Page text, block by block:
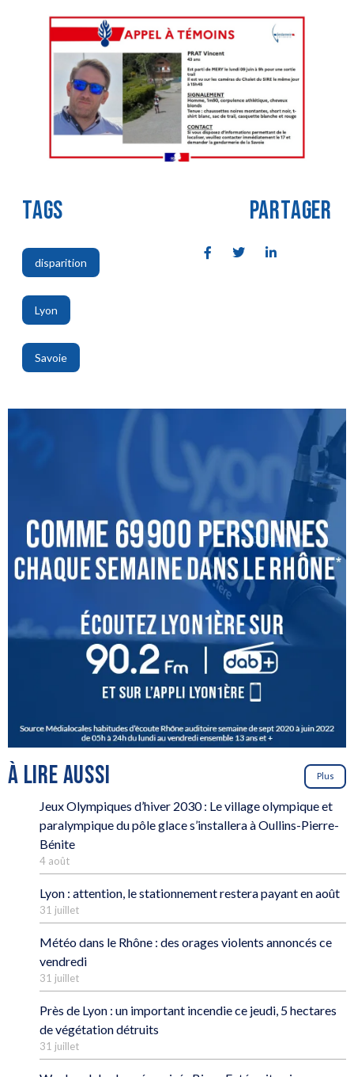
TAGS
disparition
,
Lyon
,
Savoie
PARTAGER
À LIRE AUSSI Plus
Jeux Olympiques d’hiver 2030 : Le village olympique et
paralympique du pôle glace s’installera à Oullins-Pierre-
Bénite
4 août
Lyon : attention, le stationnement restera payant en août
31 juillet
Météo dans le Rhône : des orages violents annoncés ce
vendredi
31 juillet
Près de Lyon : un important incendie ce jeudi, 5 hectares
de végétation détruits
31 juillet